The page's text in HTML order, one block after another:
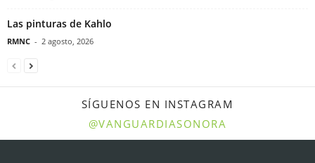
Las pinturas de Kahlo
RMNC - 2 agosto, 2026
SÍGUENOS EN INSTAGRAM
@VANGUARDIASONORA